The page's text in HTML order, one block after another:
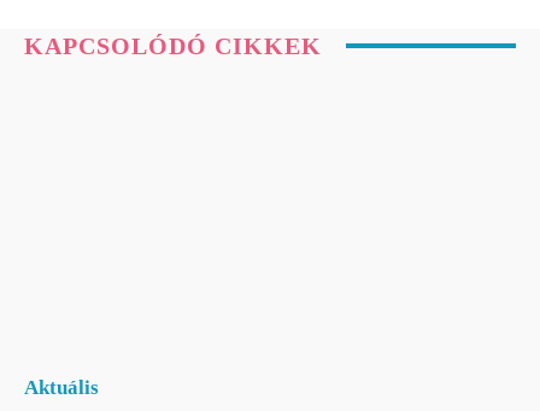
KAPCSOLÓDÓ CIKKEK
Aktuális